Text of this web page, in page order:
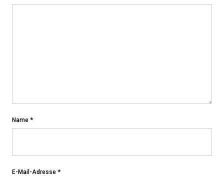
Name *
E-Mail-Adresse *